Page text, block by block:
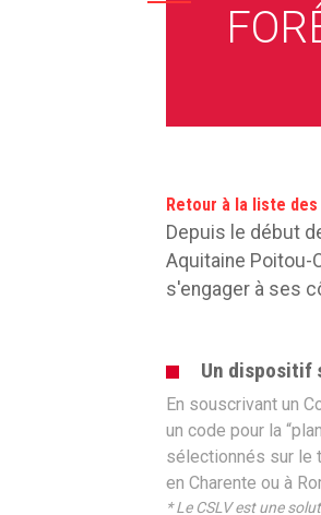
Retour à la liste
Depuis le début
Aquitaine
s'engager à ses
Un dispositif
En souscrivant un
un code pour la
sélectionnés sur le
en Charente ou à
* Le CSLV est une